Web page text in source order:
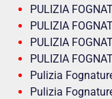
PULIZIA
PULIZIA
PULIZIA
PULIZIA
Pulizia
Pulizia